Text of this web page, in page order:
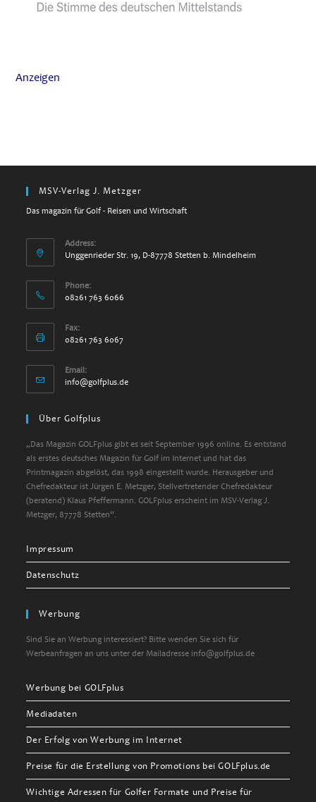
Anzeigen
MSV-Verlag J. Metzger
Das magazin für Golf - Reisen und Wirtschaft
Address:
Unggenrieder Str. 19, D-87778 Stetten b. Mindelheim
Phone:
08261 763 6066
Fax:
08261 763 6067
Email:
info@golfplus.deOpens
Über Golfplus
„Das Magazin GOLFplus gibt es seit September 1996 online. Es entstand
als erstes deutsches Magazin für Golf im Internet und hat das
Printmagazin abgelöst, das 1998 eingestellt wurde. Herausgeber und
Chefredakteur ist Jürgen E. Metzger, Stellvertretender Chefredakteur
(beratend) Klaus Pfeffermann. GOLFplus erscheint im MSV-Verlag J.
Metzger, 87778 Stetten“.
Impressum
Datenschutz
Werbung
Sind Sie an Werbung interessiert? Bitte wenden Sie sich für
Werbeanfragen an uns unter der Mailadresse info@golfplus.de
Werbung bei GOLFplus
Mediadaten
Der Erfolg von Werbung im Internet
Preise für die Erstellung von Promotions bei GOLFplus.de
Wichtige Adressen für Golfer Formate und Preise für